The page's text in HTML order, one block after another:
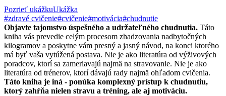
Pozrieť ukážkuUkážka
#zdravé cvičenie#cvičenie#motivácia#chudnutie
Objavte tajomstvo úspešného a udržateľného chudnutia. Táto
kniha vás prevedie celým procesom zhadzovania nadbytočných
kilogramov a poskytne vám presný a jasný návod, na konci ktorého
má byť vaša vytúžená postava. Nie je ako literatúra od výživových
poradcov, ktorí sa zameriavajú najmä na stravovanie. Nie je ako
literatúra od trénerov, ktorí dávajú rady najmä ohľadom cvičenia.
Táto kniha je iná - ponúka komplexný prístup k chudnutiu,
ktorý zahŕňa nielen stravu a tréning, ale aj motiváciu.